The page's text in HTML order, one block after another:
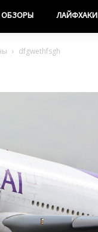
ОБЗОРЫ ЛАЙФХАКИ
dfgwethfsgh